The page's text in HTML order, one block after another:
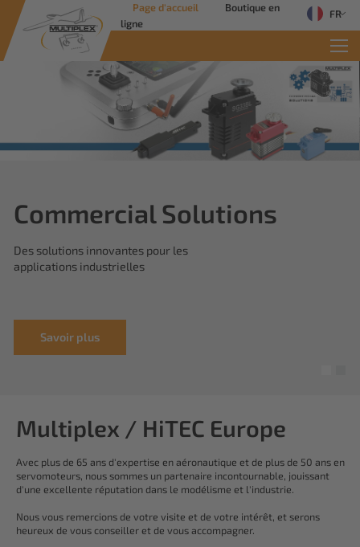
Page d'accueil
Boutique en
ligne
FR
INFO
Multiplex / HiTEC Europe
Avec plus de 65 ans d'expertise en aéronautique et de plus de 50 ans en
servomoteurs, nous sommes un partenaire incontournable, jouissant
d'une excellente réputation dans le modélisme et l'industrie.
Nous vous remercions de votre visite et de votre intérêt, et serons
heureux de vous conseiller et de vous accompagner.